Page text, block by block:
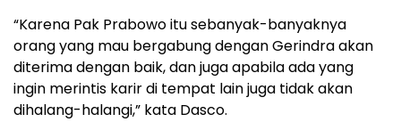
“Karena Pak Prabowo itu sebanyak-banyaknya
orang yang mau bergabung dengan Gerindra akan
diterima dengan baik, dan juga apabila ada yang
ingin merintis karir di tempat lain juga tidak akan
dihalang-halangi,” kata Dasco.